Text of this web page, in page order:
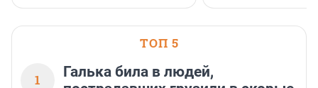
ТОП 5
1
Галька била в людей,